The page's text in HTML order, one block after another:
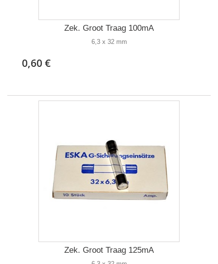
Zek. Groot Traag 100mA
6,3 x 32 mm
0,60 €
Zek. Groot Traag 125mA